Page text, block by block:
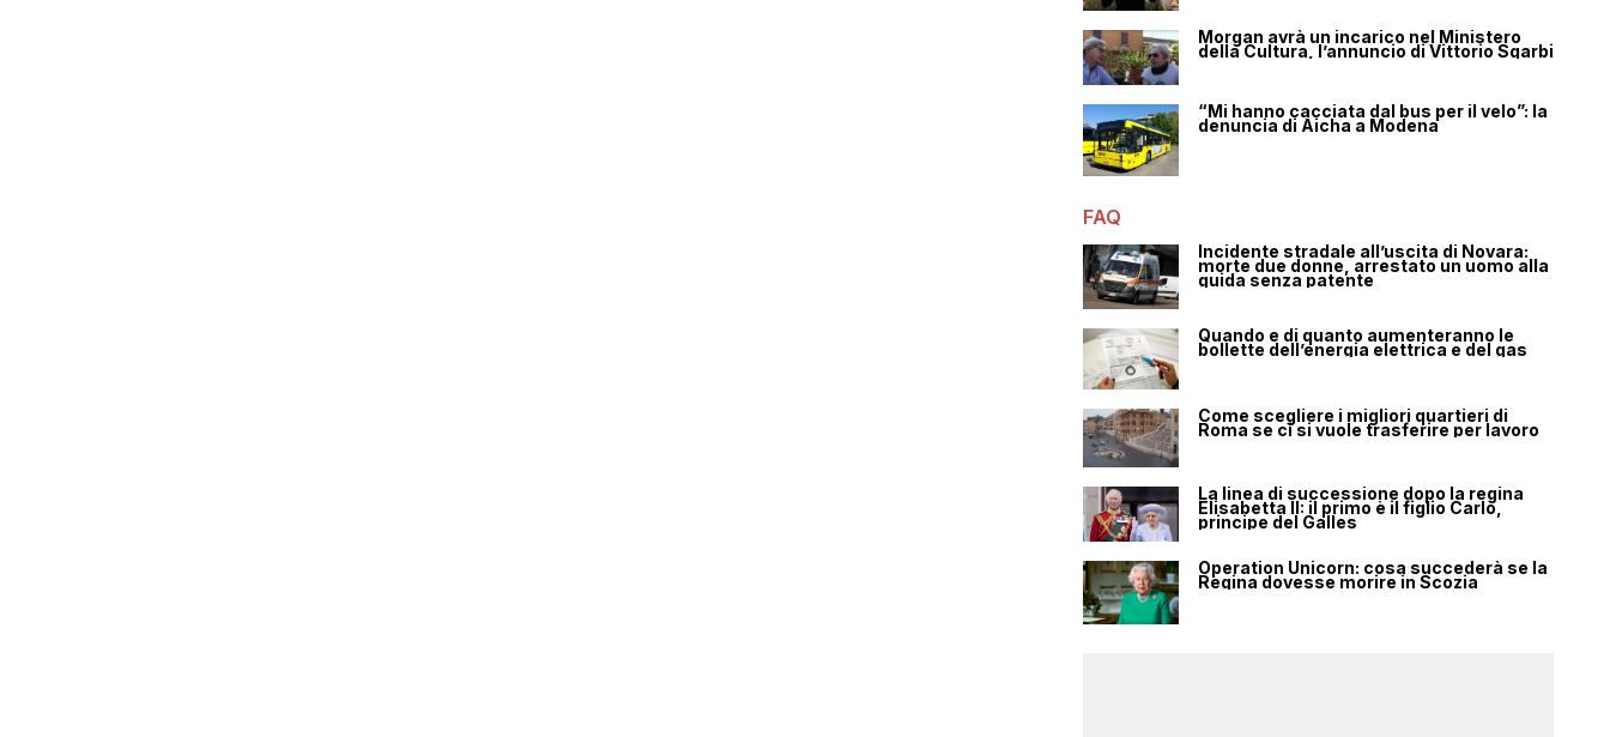
Morgan avrà un incarico nel Ministero
della Cultura, l’annuncio di Vittorio Sgarbi
“Mi hanno cacciata dal bus per il velo”: la
denuncia di Aicha a Modena
FAQ
Incidente stradale all’uscita di Novara:
morte due donne, arrestato un uomo alla
guida senza patente
Quando e di quanto aumenteranno le
bollette dell’energia elettrica e del gas
Come scegliere i migliori quartieri di
Roma se ci si vuole trasferire per lavoro
La linea di successione dopo la regina
Elisabetta II: il primo è il figlio Carlo,
principe del Galles
Operation Unicorn: cosa succederà se la
Regina dovesse morire in Scozia